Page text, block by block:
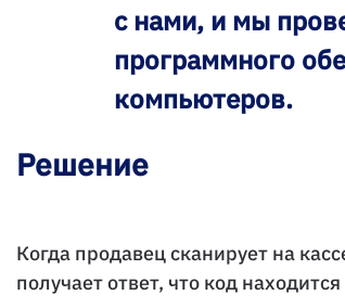
с нами, и мы
программного
компьютеров.
Решение
Когда продавец сканирует на
получает ответ, что код